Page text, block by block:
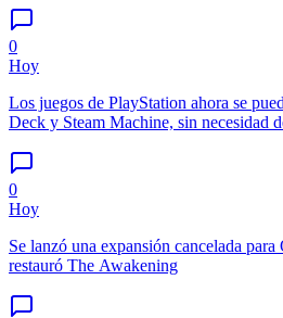
0
Hoy
Los juegos de PlayStation ahora se
Deck y Steam Machine, sin necesidad
0
Hoy
Se lanzó una expansión cancelada
restauró The Awakening